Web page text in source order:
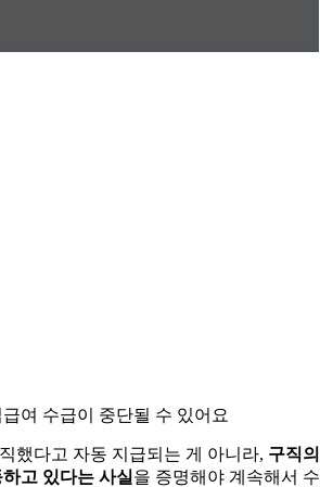
여 수급이 중단될 수 있어요
했다고 자동 지급되는 게 아니라, 구직의
고 있다는 사실 을 증명해야 계속해서 수